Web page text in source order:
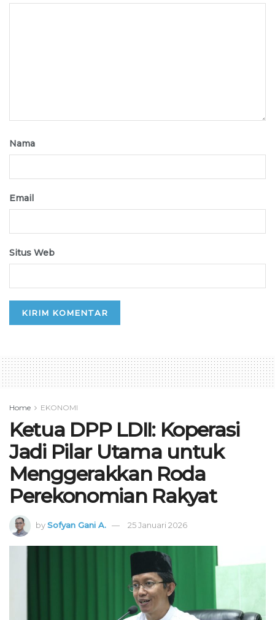
Nama
Email
Situs Web
Home EKONOMI
Ketua DPP LDII: Koperasi
Jadi Pilar Utama untuk
Menggerakkan Roda
Perekonomian Rakyat
bySofyan Gani A. 25 Januari 2026